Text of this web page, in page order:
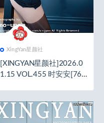
XingYan星颜社
[XINGYAN星颜社]2026.0
1.15 VOL.455 时安安[76+